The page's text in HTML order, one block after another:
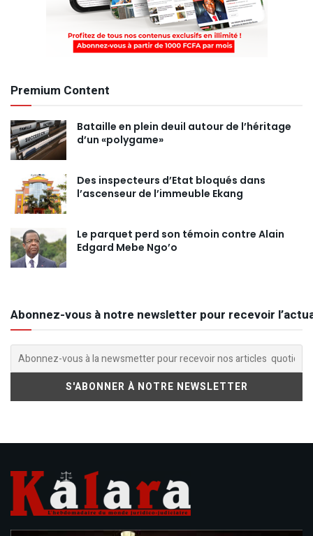
Premium Content
Bataille en plein deuil autour de l’héritage
d’un «polygame»
Des inspecteurs d’Etat bloqués dans
l’ascenseur de l’immeuble Ekang
Le parquet perd son témoin contre Alain
Edgard Mebe Ngo’o
Abonnez-vous à notre newsletter pour recevoir